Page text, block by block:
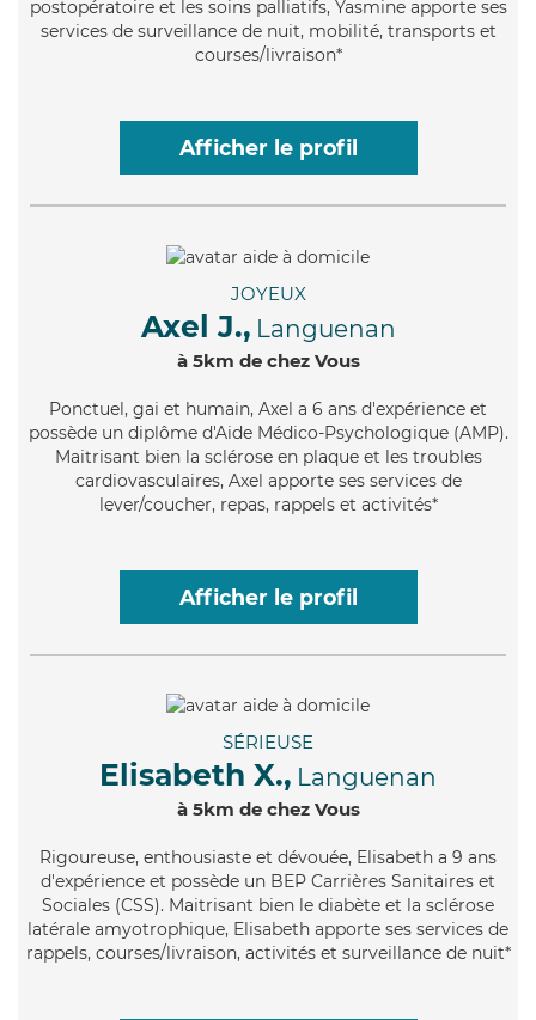
postopératoire et les soins palliatifs, Yasmine apporte ses
services de surveillance de nuit, mobilité, transports et
courses/livraison*
Afficher le profil
JOYEUX
Axel J., Languenan
à 5km de chez Vous
Ponctuel, gai et humain, Axel a 6 ans d'expérience et
possède un diplôme d'Aide Médico-Psychologique (AMP).
Maitrisant bien la sclérose en plaque et les troubles
cardiovasculaires, Axel apporte ses services de
lever/coucher, repas, rappels et activités*
Afficher le profil
SÉRIEUSE
Elisabeth X., Languenan
à 5km de chez Vous
Rigoureuse, enthousiaste et dévouée, Elisabeth a 9 ans
d'expérience et possède un BEP Carrières Sanitaires et
Sociales (CSS). Maitrisant bien le diabète et la sclérose
latérale amyotrophique, Elisabeth apporte ses services de
rappels, courses/livraison, activités et surveillance de nuit*